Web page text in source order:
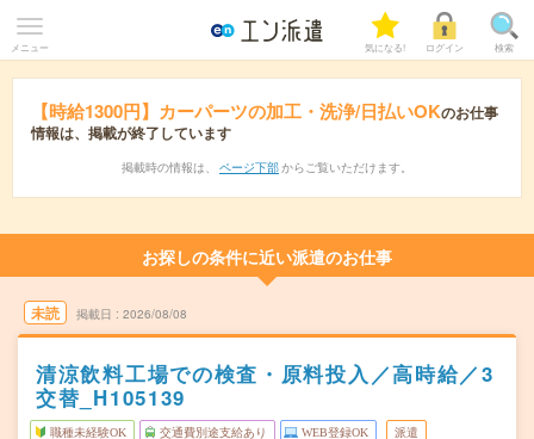
メニュー 気になる! ログイン 検索
【時給1300円】カーパーツの加工・洗浄/日払いOKのお仕事
情報は、掲載が終了しています
掲載時の情報は、 ページ下部 からご覧いただけます。
お探しの条件に近い派遣のお仕事
未読 掲載日 2026/08/08
清涼飲料工場での検査・原料投入／高時給／3
交替_H105139
職種未経験OK 交通費別途支給あり WEB登録OK 派遣